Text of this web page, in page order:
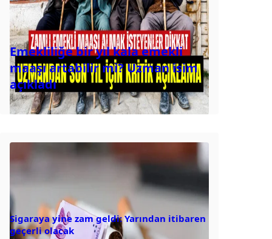
Emekliliğe bir yıl kala emekli
maaşı artabilir mi? Uzman isim
açıkladı
Sigaraya yine zam geldi: Yarından itibaren
geçerli olacak